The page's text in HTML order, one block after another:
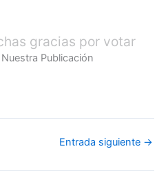
gracias por votar
Publicación
Entrada siguiente →